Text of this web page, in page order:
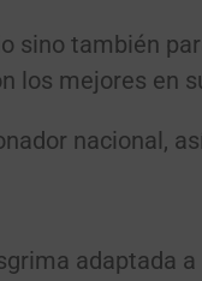
sino también
los mejores en
nacional,
adaptada